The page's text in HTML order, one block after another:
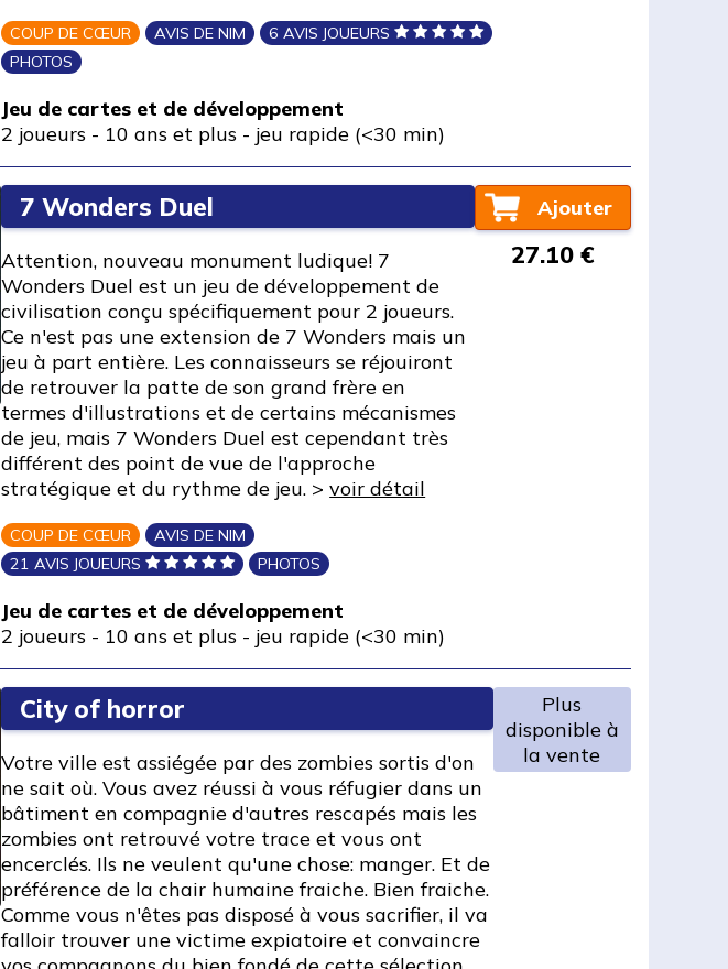
COUP DE CŒUR AVIS DE NIM
6 AVIS JOUEURS
PHOTOS
Jeu de cartes et de développement
2 joueurs - 10 ans et plus - jeu rapide (<30 min)
7 Wonders Duel
Attention, nouveau monument ludique! 7
Wonders Duel est un jeu de développement de
civilisation conçu spécifiquement pour 2 joueurs.
Ce n'est pas une extension de 7 Wonders mais un
jeu à part entière. Les connaisseurs se réjouiront
de retrouver la patte de son grand frère en
termes d'illustrations et de certains mécanismes
de jeu, mais 7 Wonders Duel est cependant très
différent des point de vue de l'approche
stratégique et du rythme de jeu. >voir détail
COUP DE CŒUR
AVIS DE NIM
21 AVIS JOUEURS
PHOTOS
Jeu de cartes et de développement
2 joueurs - 10 ans et plus - jeu rapide (<30 min)
Ajouter
27.10 €
City of horror
Votre ville est assiégée par des zombies sortis d'on
ne sait où. Vous avez réussi à vous réfugier dans un
bâtiment en compagnie d'autres rescapés mais les
zombies ont retrouvé votre trace et vous ont
encerclés. Ils ne veulent qu'une chose: manger. Et de
préférence de la chair humaine fraiche. Bien fraiche.
Comme vous n'êtes pas disposé à vous sacrifier, il va
falloir trouver une victime expiatoire et convaincre
Plus
disponible à
la vente